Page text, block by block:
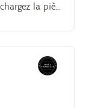
la pièce